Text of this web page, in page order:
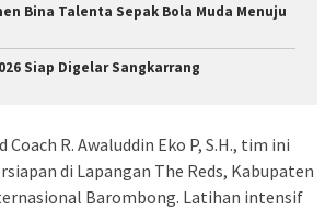
Bina Talenta Sepak Bola Muda Menuju
Siap Digelar Sangkarrang
Coach R. Awaluddin Eko P, S.H., tim ini
di Lapangan The Reds, Kabupaten
Barombong. Latihan intensif